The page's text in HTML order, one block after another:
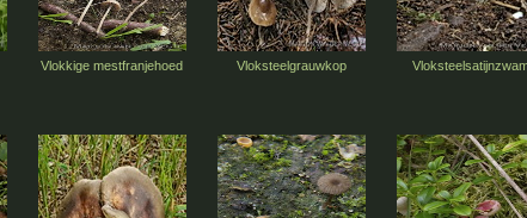
Vlokkige mestfranjehoed Vloksteelgrauwkop